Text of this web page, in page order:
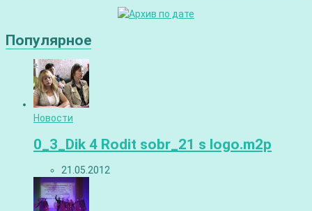
Популярное
Новости
0_3_Dik 4 Rodit sobr_21 s logo.m2p
21.05.2012